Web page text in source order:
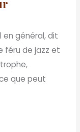
en général, dit
féru de jazz et
que peut